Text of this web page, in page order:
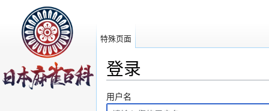
登录
用户名
特殊页面